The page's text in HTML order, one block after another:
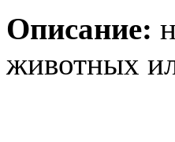
Описание:
животных